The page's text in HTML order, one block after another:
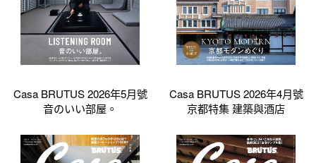
Casa BRUTUS 2026年5月號
音のいい部屋。
Casa BRUTUS 2026年4月號
京都特集 建築與酒店